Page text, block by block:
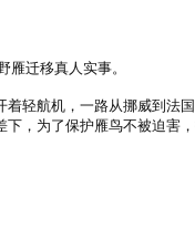
迁移真人实事。
航机，一路从挪威到法
，为了保护雁鸟不被迫